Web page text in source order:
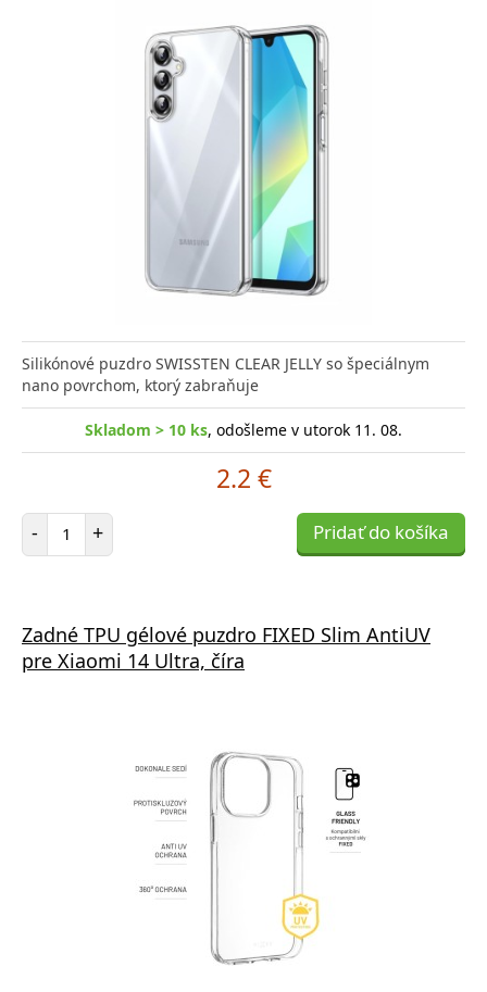
Silikónové puzdro SWISSTEN CLEAR JELLY so špeciálnym
nano povrchom, ktorý zabraňuje
Skladom > 10 ks, odošleme v utorok 11. 08.
2.2 €
- Počet položiek
+ Pridať do košíka
Zadné TPU gélové puzdro FIXED Slim AntiUV
pre Xiaomi 14 Ultra, číra